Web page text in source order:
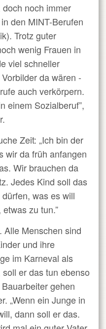
noch immer
den MINT-Berufen
Trotz guter
wenig Frauen in
viel schneller
da wären -
auch verkörpern.
einem Sozialberuf”,
Zeit: „Ich bin der
wir da früh anfangen
Wir brauchen da
Jedes Kind soll das
was es will
zu tun.”
Alle Menschen sind
und ihre
im Karneval als
er das tun ebenso
gehen
„Wenn ein Junge in
dann soll er das.